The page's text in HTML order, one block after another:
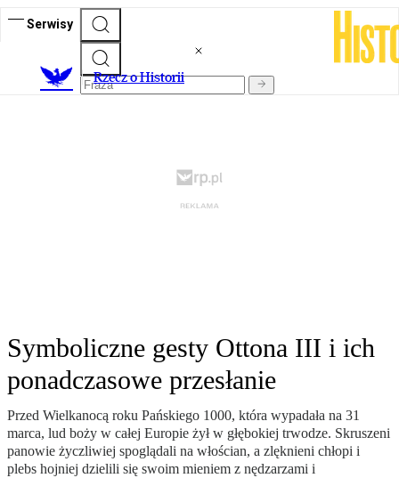
Serwisy
Rzecz o Historii
Symboliczne gesty Ottona III i ich
ponadczasowe przesłanie
Przed Wielkanocą roku Pańskiego 1000, która wypadała na 31
marca, lud boży w całej Europie żył w głębokiej trwodze. Skruszeni
panowie życzliwiej spoglądali na włościan, a zlęknieni chłopi i
plebs hojniej dzielili się swoim mieniem z nędzarzami i